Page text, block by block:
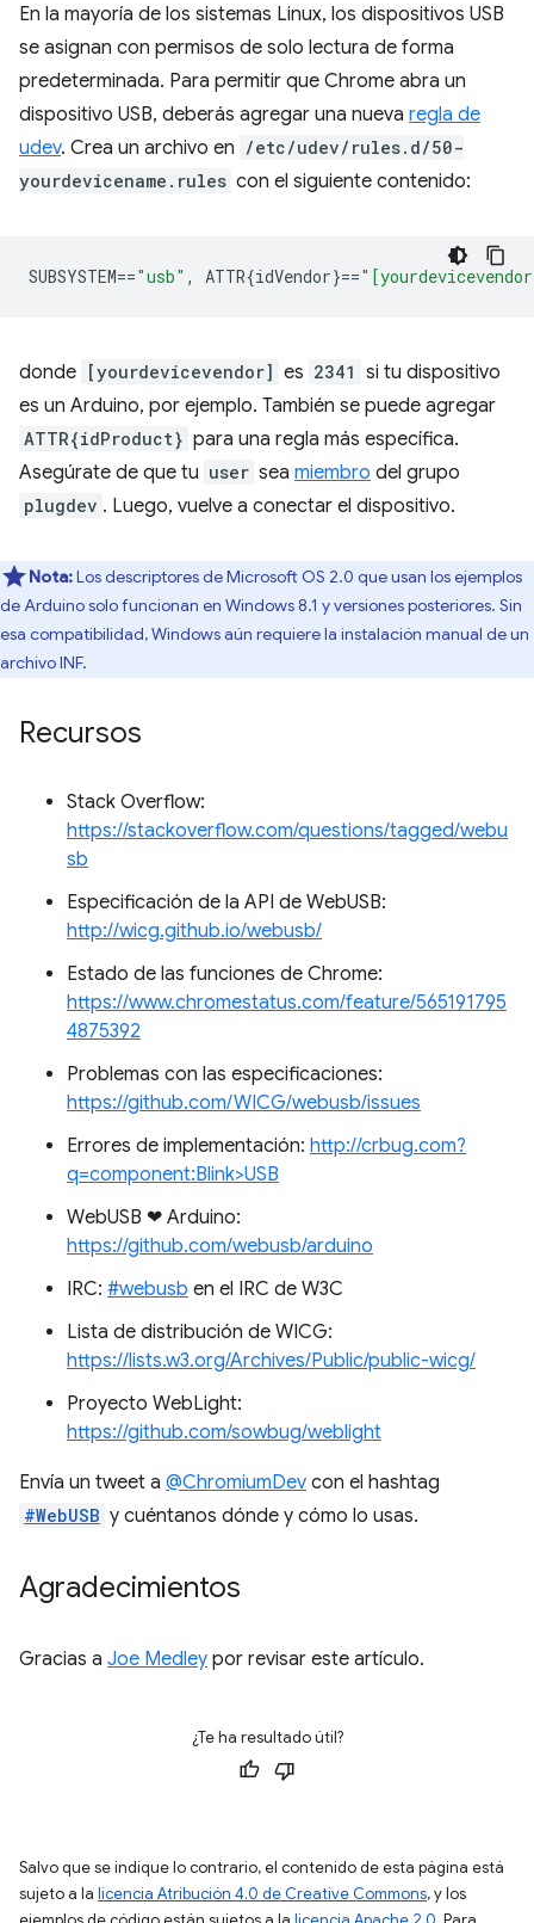
En la mayoría de los sistemas Linux, los dispositivos USB
se asignan con permisos de solo lectura de forma
predeterminada. Para permitir que Chrome abra un
dispositivo USB, deberás agregar una nueva regla de
udev. Crea un archivo en /etc/udev/rules.d/50-
yourdevicename.rules con el siguiente contenido:
SUBSYSTEM=="usb" , ATTR{idVendor}==
donde [yourdevicevendor] es 2341 si tu dispositivo
es un Arduino, por ejemplo. También se puede agregar
ATTR{idProduct} para una regla más específica.
Asegúrate de que tu user sea miembro del grupo
plugdev . Luego, vuelve a conectar el dispositivo.
Nota:Los descriptores de Microsoft OS 2.0 que usan los ejemplos
de Arduino solo funcionan en Windows 8.1 y versiones posteriores. Sin
esa compatibilidad, Windows aún requiere la instalación manual de un
archivo INF.
Recursos
Stack Overflow:
https://stackoverflow.com/questions/tagged/webu
sb
Especificación de la API de WebUSB:
http://wicg.github.io/webusb/
Estado de las funciones de Chrome:
https://www.chromestatus.com/feature/565191795
4875392
Problemas con las especificaciones:
https://github.com/WICG/webusb/issues
Errores de implementación: http://crbug.com?
q=component:Blink>USB
WebUSB ❤ ️Arduino:
https://github.com/webusb/arduino
IRC: #webusb en el IRC de W3C
Lista de distribución de WICG:
https://lists.w3.org/Archives/Public/public-wicg/
Proyecto WebLight:
https://github.com/sowbug/weblight
Envía un tweet a @ChromiumDev con el hashtag
#WebUSB y cuéntanos dónde y cómo lo usas.
Agradecimientos
Gracias a Joe Medley por revisar este artículo.
¿Te ha resultado útil?
Salvo que se indique lo contrario, el contenido de esta página está
sujeto a la licencia Atribución 4.0 de Creative Commons, y los